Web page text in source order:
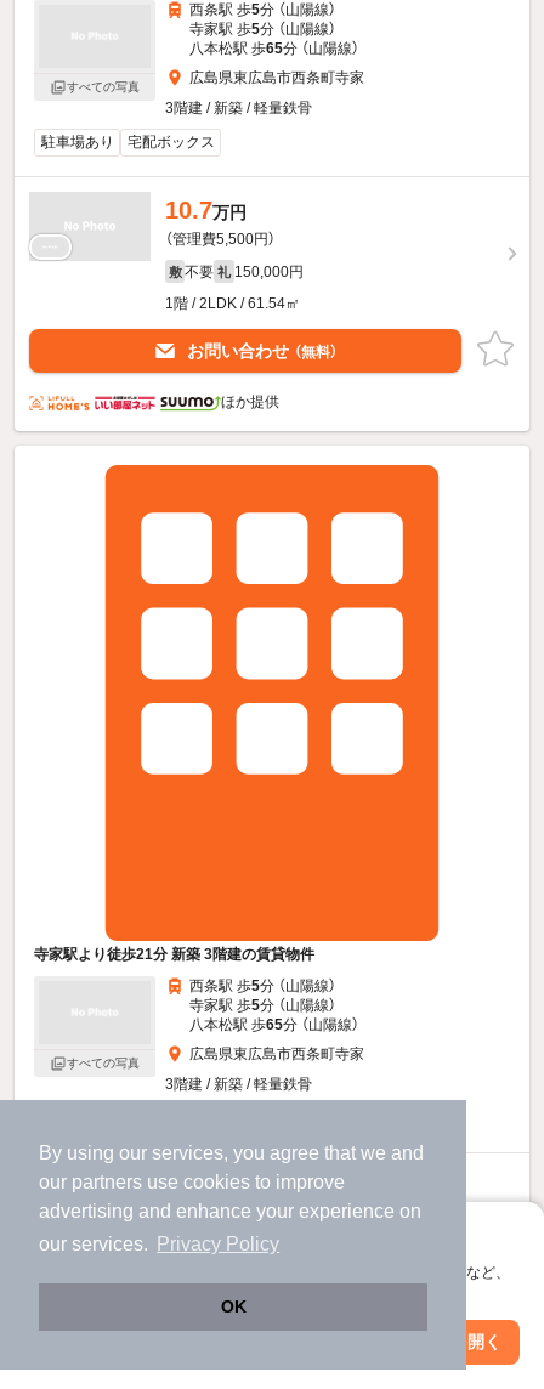
By using our services, you agree that we and
our partners use cookies to improve
advertising and enhance your experience on
our services.
Privacy Policy
OK
アプリに切り替えて、サクサクお部屋探し
会員登録なしですぐ使える。マップ検索やお気に入り保存など、
アプリを開く
すべての写真
西条駅 歩5分 （山陽線）
寺家駅 歩5分 （山陽線）
八本松駅 歩65分 （山陽線）
広島県東広島市西条町寺家
3階建 / 新築 / 軽量鉄骨
駐車場あり
宅配ボックス
10.7万円
（管理費5,500円）
敷 不要 礼 150,000円
1階 / 2LDK / 61.54㎡
お問い合わせ （無料）
ほか提供
寺家駅より徒歩21分 新築 3階建の賃貸物件
すべての写真
西条駅 歩5分 （山陽線）
寺家駅 歩5分 （山陽線）
八本松駅 歩65分 （山陽線）
広島県東広島市西条町寺家
3階建 / 新築 / 軽量鉄骨
12.2万円
（管理費5,500円）
敷 不要 礼 150,000円
お問い合わせ（無料）
絞り込み条件を変更